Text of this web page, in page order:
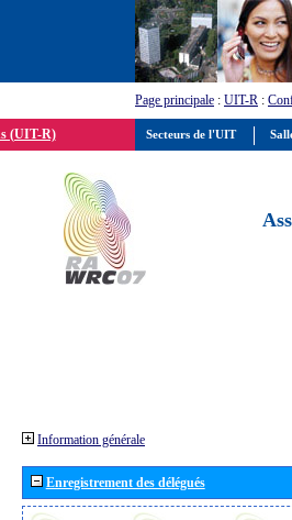
Page principale : UIT-R :
(UIT-R)
Information générale
Enregistrement des délégués
Secteurs de l'UIT